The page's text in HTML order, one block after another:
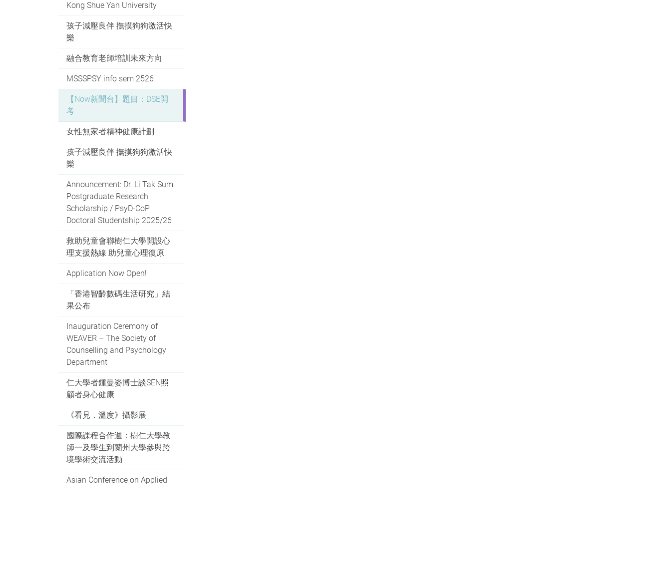
Kong Shue Yan University
孩子減壓良伴 撫摸狗狗激活快
樂
融合教育老師培訓未來方向
MSSSPSY info sem 2526
【Now新聞台】題目：DSE開
考
女性無家者精神健康計劃
孩子減壓良伴 撫摸狗狗激活快
樂
Announcement: Dr. Li Tak Sum
Postgraduate Research
Scholarship / PsyD-CoP
Doctoral Studentship 2025/26
救助兒童會聯樹仁大學開設心
理支援熱線 助兒童心理復原
Application Now Open!
「香港智齡數碼生活研究」結
果公布
Inauguration Ceremony of
WEAVER – The Society of
Counselling and Psychology
Department
仁大學者鍾曼姿博士談SEN照
顧者身心健康
《看見．溫度》攝影展
國際課程合作週：樹仁大學教
師一及學生到蘭州大學參與跨
境學術交流活動
Asian Conference on Applied